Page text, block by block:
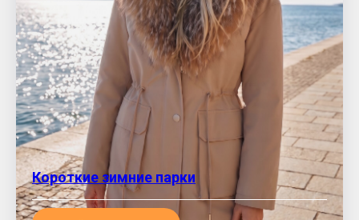
Короткие зимние парки